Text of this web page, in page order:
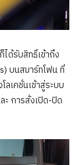
ด้รับสิทธิ์เข้าถึง
บนสมาร์ทโฟน ที่
เคชั่นเข้าสู่ระบบ
ะ การสั่งเปิด-ปิด